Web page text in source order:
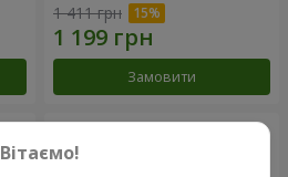
1 411 грн
Замовити
Вітаємо!